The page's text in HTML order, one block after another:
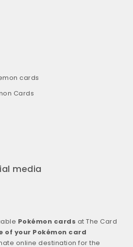
cards
Cards
media
Pokémon cards at The Card
of your Pokémon card
online destination for the